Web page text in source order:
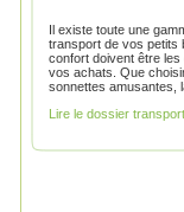
Il existe toute une
transport de vos petits
confort doivent être
vos achats. Que
sonnettes amusantes,
Lire le dossier